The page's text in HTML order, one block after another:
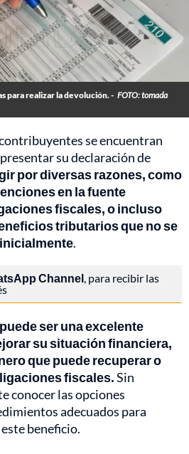
para realizar la devolución. - FOTO: tomada
se encuentran
su declaración de
por diversas razones, como
en la fuente
fiscales, o incluso
tributarios que no se
.
Channel, para recibir las
puede ser una excelente
su situación financiera,
que puede recuperar o
fiscales.Sin
conocer las opciones
adecuados para
beneficio.